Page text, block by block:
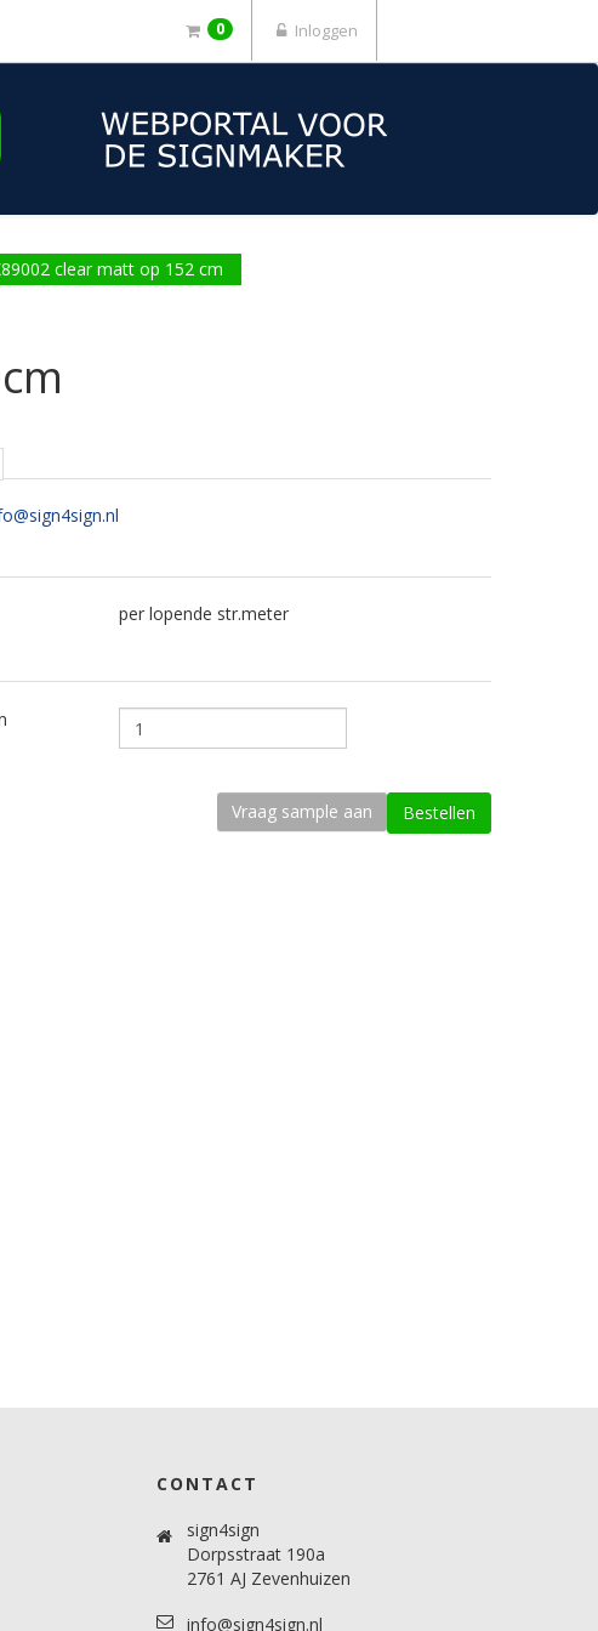
0 Inloggen
clear matt op 152 cm
per lopende str.meter
CONTACT
sign4sign
Dorpsstraat 190a
2761 AJ Zevenhuizen
info@sign4sign.nl